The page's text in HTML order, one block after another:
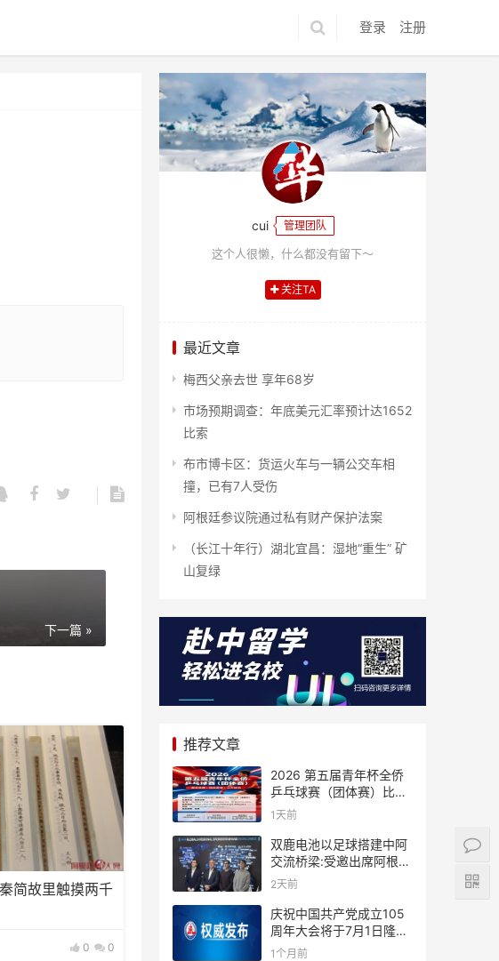
登录 注册
下一篇 »
简故里触摸两千
0 0
cui 管理团队
这个人很懒，什么都没有留下～
关注TA
最近文章
梅西父亲去世 享年68岁
市场预期调查：年底美元汇率预计达1652
比索
布市博卡区：货运火车与一辆公交车相
撞，已有7人受伤
阿根廷参议院通过私有财产保护法案
（长江十年行）湖北宜昌：湿地“重生” 矿
山复绿
推荐文章
2026 第五届青年杯全侨
乒乓球赛（团体赛）比赛
规则
1天前
双鹿电池以足球搭建中阿
交流桥梁:受邀出席阿根廷
足协赞助商招待会！
2天前
庆祝中国共产党成立105
周年大会将于7月1日隆重
举行
1个月前